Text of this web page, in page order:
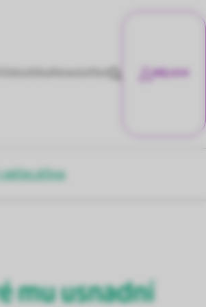
Léčiva
mu usnadní